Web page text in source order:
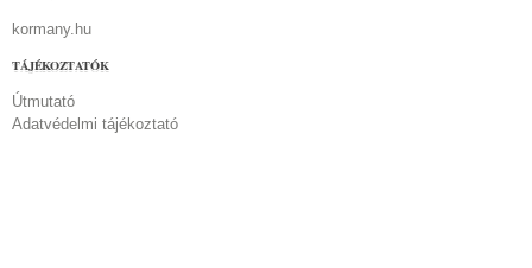
kormany.hu
TÁJÉKOZTATÓK
Útmutató
Adatvédelmi tájékoztató